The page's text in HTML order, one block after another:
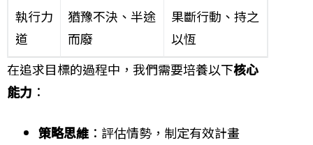
執行力
道
猶豫不決、半途
而廢
果斷行動、持之
以恆
在追求目標的過程中，我們需要培養以下核心
能力 ：
策略思維 ：評估情勢，制定有效計畫